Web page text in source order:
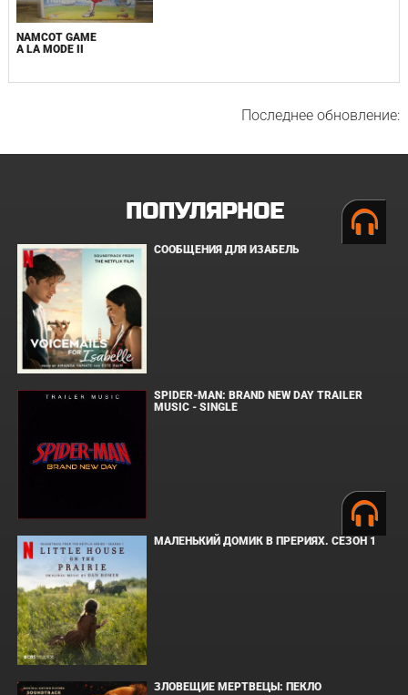
NAMCOT GAME
A LA MODE II
Последнее обновление:
ПОПУЛЯРНОЕ
СООБЩЕНИЯ ДЛЯ ИЗАБЕЛЬ
SPIDER-MAN: BRAND NEW DAY TRAILER
MUSIC - SINGLE
МАЛЕНЬКИЙ ДОМИК В ПРЕРИЯХ. СЕЗОН 1
ЗЛОВЕЩИЕ МЕРТВЕЦЫ: ПЕКЛО